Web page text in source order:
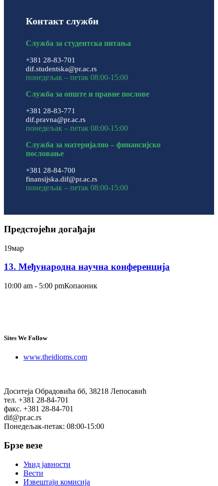
Контакт служби
Служба за студентска питања
+381 28-83-701
dif.studentska@pr.ac.rs
понедељак – петак 08:00-15:00
Служба за опште и правне послове
+381 28-83-771
dif.pravna@pr.ac.rs
понедељак – петак 08:00-15:00
Служба за материјално – финансијско
пословање
+381 28-84-700
finansijska.dif@pr.ac.rs
понедељак – петак 08:00-15:00
Предстојећи догађаји
19мар
13. Међународна научна конференција
10:00 am - 5:00 pmКопаоник
Sites We Follow
www.theidioms.com
Доситеја Обрадовића бб, 38218 Лепосавић
тел. +381 28-84-701
факс. +381 28-84-701
dif@pr.ac.rs
Понедељак-петак: 08:00-15:00
Брзе везе
Увид јавности
Вести
Извештаји комисија